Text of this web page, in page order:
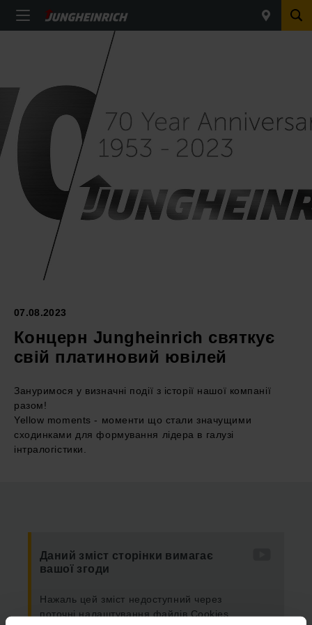
07.08.2023
Концерн Jungheinrich святкує
свій платиновий ювілей
Зануримося у визначні події з історії нашої компанії
разом!
Yellow moments - моменти що стали значущими
сходинками для формування лідера в галузі
інтралогістики.
Даний зміст сторінки вимагає
вашої згоди
Нажаль цей зміст недоступний через
поточні налаштування файлів Cookies